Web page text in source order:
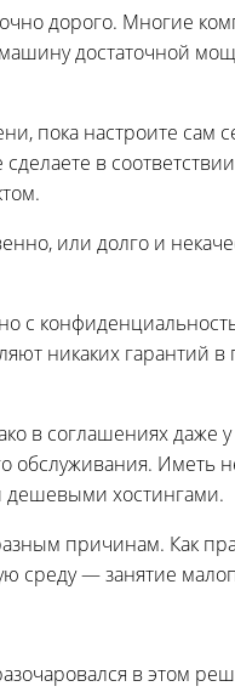
дорого. Многие
достаточной
пока настроите сам
в
или долго и
с
никаких гарантий в
в соглашениях
обслуживания. Иметь
дешевыми хостингами.
причинам. Как
среду — занятие
в этом